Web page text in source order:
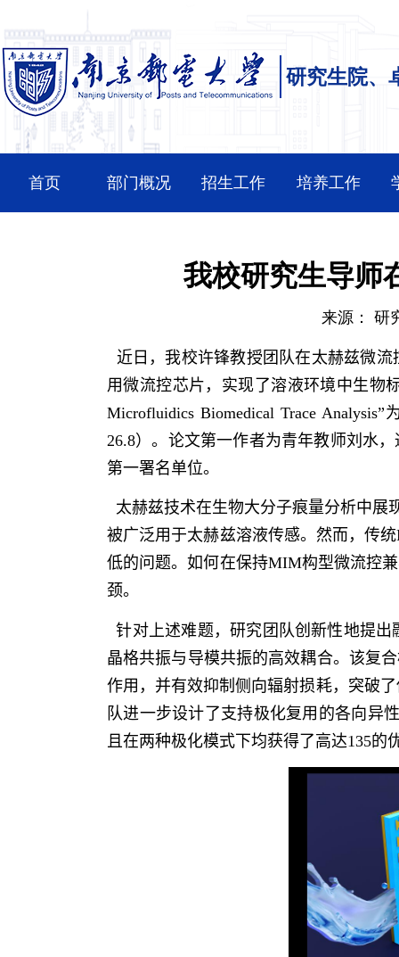
研究生院、
首页 部门概况 招生工作 培养工作
我校研究生导师
来源： 研
近日，我校许锋教授团队在太赫兹微
用微流控芯片，实现了溶液环境中生物
Microfluidics Biomedical Trace Analysis”
26.8）。论文第一作者为青年教师刘水
第一署名单位。
太赫兹技术在生物大分子痕量分析中展
被广泛用于太赫兹溶液传感。然而，传统
低的问题。如何在保持MIM构型微流控
颈。
针对上述难题，研究团队创新性地提
晶格共振与导模共振的高效耦合。该复
作用，并有效抑制侧向辐射损耗，突破
队进一步设计了支持极化复用的各向异
且在两种极化模式下均获得了高达135的